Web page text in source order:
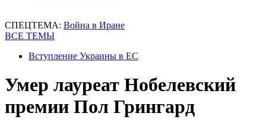
СПЕЦТЕМА: Война в Иране
ВСЕ ТЕМЫ
Вступление Украины в ЕС
Умер лауреат Нобелевский
премии Пол Грингард